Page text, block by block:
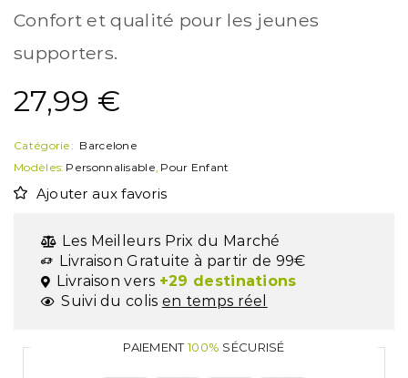
Confort et qualité pour les jeunes
supporters.
27,99 €
Catégorie: Barcelone
Modèles: Personnalisable, Pour Enfant
Ajouter aux favoris
Les Meilleurs Prix du Marché
Livraison Gratuite à partir de 99€
Livraison vers +29 destinations
Suivi du colis en temps réel
PAIEMENT100% SÉCURISÉ